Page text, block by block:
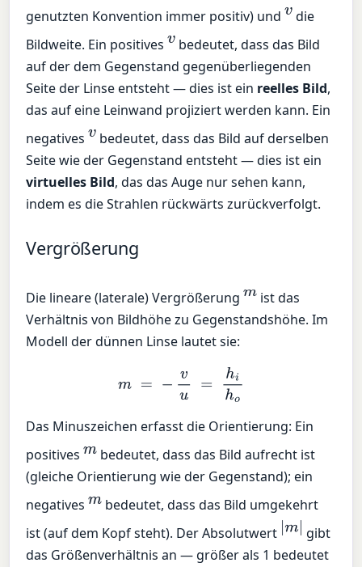
genutzten Konvention immer positiv) undvdie
Bildweite. Ein positivesvbedeutet, dass das Bild
auf der dem Gegenstand gegenüberliegenden
Seite der Linse entsteht — dies ist ein reelles Bild,
das auf eine Leinwand projiziert werden kann. Ein
negativesvbedeutet, dass das Bild auf derselben
Seite wie der Gegenstand entsteht — dies ist ein
virtuelles Bild, das das Auge nur sehen kann,
indem es die Strahlen rückwärts zurückverfolgt.
Vergrößerung
Die lineare (laterale) Vergrößerungm ist das
Verhältnis von Bildhöhe zu Gegenstandshöhe. Im
Modell der dünnen Linse lautet sie:
m u= iho
Das Minuszeichen erfasst die Orientierung: Ein
positivesm bedeutet, dass das Bild aufrecht ist
(gleiche Orientierung wie der Gegenstand); ein
negativesm bedeutet, dass das Bild umgekehrt
ist (auf dem Kopf steht). Der Absolutwert |m |gibt
das Größenverhältnis an — größer als 1 bedeutet